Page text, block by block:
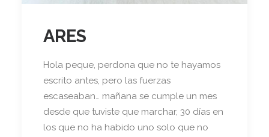
ARES
Hola peque, perdona que no te hayamos
escrito antes, pero las fuerzas
escaseaban… mañana se cumple un mes
desde que tuviste que marchar, 30 días en
los que no ha habido uno solo que no